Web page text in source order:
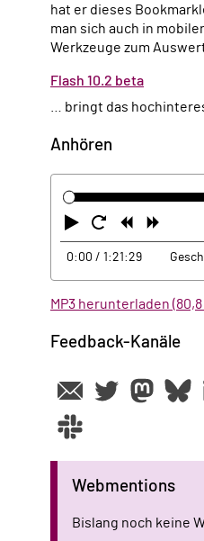
hat er dieses
man sich auch in
Werkzeuge zum
Flash 10.2 beta
… bringt das
Anhören
Abspielen
Neustart
Zurück
0:00 / 1:21:29
MP3 herunterladen (80,8
Feedback-Kanäle
Webmentions
Bislang noch keine